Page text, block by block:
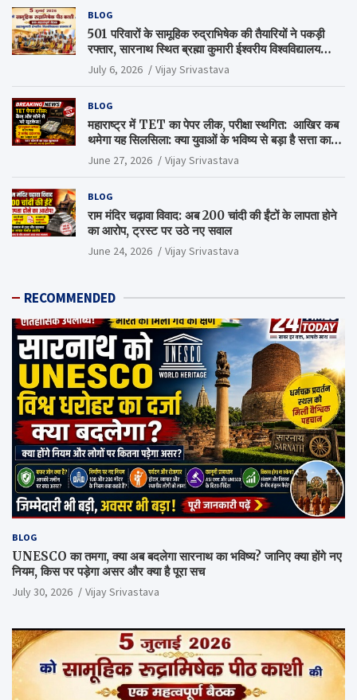
BLOG
501 परिवारों के सामूहिक रुद्राभिषेक की तैयारियों ने पकड़ी
रफ्तार, सारनाथ स्थित ब्रह्मा कुमारी ईश्वरीय विश्वविद्यालय
परिसर में हुई अहम बैठक
July 6, 2026 Vijay Srivastava
BLOG
महाराष्ट्र में TET का पेपर लीक, परीक्षा स्थगित: आखिर कब
थमेगा यह सिलसिला: क्या युवाओं के भविष्य से बड़ा है सत्ता का
गणित?
June 27, 2026 Vijay Srivastava
BLOG
राम मंदिर चढ़ावा विवाद: अब 200 चांदी की ईंटों के लापता होने
का आरोप, ट्रस्ट पर उठे नए सवाल
June 24, 2026 Vijay Srivastava
RECOMMENDED
BLOG
UNESCO का तमगा, क्या अब बदलेगा सारनाथ का भविष्य? जानिए क्या होंगे नए
नियम, किस पर पड़ेगा असर और क्या है पूरा सच
July 30, 2026 Vijay Srivastava